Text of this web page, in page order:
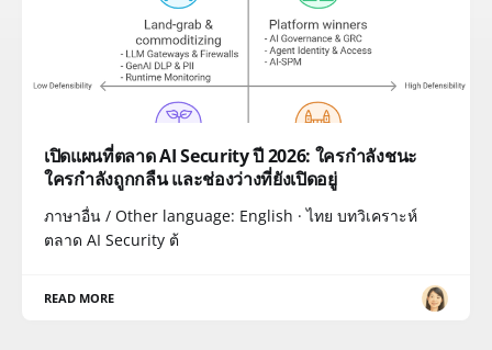
เปิดแผนที่ตลาด AI Security ปี 2026: ใครกำลังชนะ
ใครกำลังถูกกลืน และช่องว่างที่ยังเปิดอยู่
ภาษาอื่น / Other language: English · ไทย บทวิเคราะห์
ตลาด AI Security ต้
READ MORE